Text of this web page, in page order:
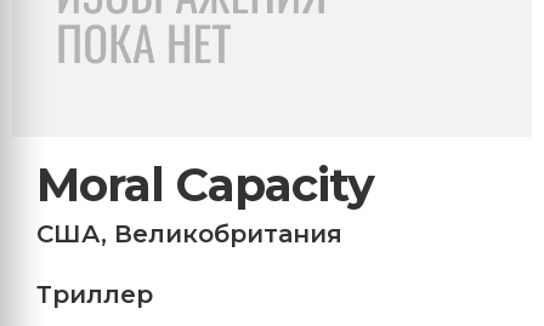
Moral Capacity
США, Великобритания
Триллер